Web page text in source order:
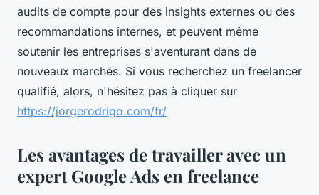
audits de compte pour des insights externes ou des
recommandations internes, et peuvent même
soutenir les entreprises s'aventurant dans de
nouveaux marchés. Si vous recherchez un freelancer
qualifié, alors, n'hésitez pas à cliquer sur
https://jorgerodrigo.com/fr/
Les avantages de travailler avec un
expert Google Ads en freelance